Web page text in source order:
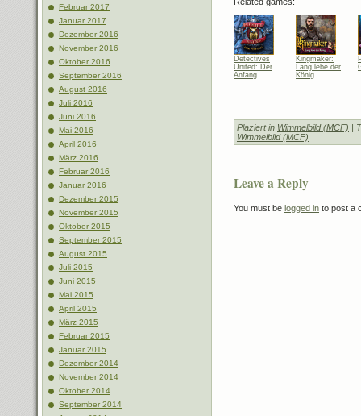
Februar 2017
Januar 2017
Dezember 2016
November 2016
Oktober 2016
September 2016
August 2016
Juli 2016
Juni 2016
Mai 2016
April 2016
März 2016
Februar 2016
Januar 2016
Dezember 2015
November 2015
Oktober 2015
September 2015
August 2015
Juli 2015
Juni 2015
Mai 2015
April 2015
März 2015
Februar 2015
Januar 2015
Dezember 2014
November 2014
Oktober 2014
September 2014
Detectives
United: Der
Anfang
Kingmaker:
Lang lebe der
König
Plaziert in Wimmelbild (MCF) |
Wimmelbild (MCF)
Leave a Reply
You must be logged in to post a